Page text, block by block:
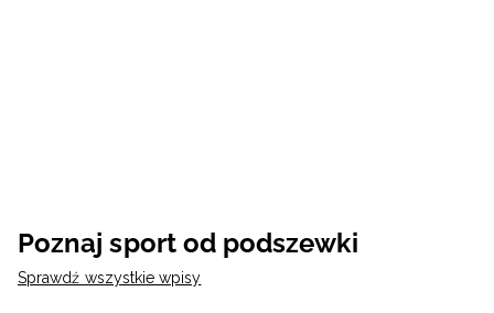
Poznaj sport od podszewki
Sprawdź wszystkie wpisy